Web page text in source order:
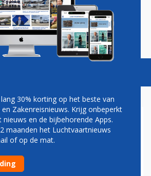
Podcasts Vacatures
OVER
30% korting op het beste van
Zakenreisnieuws. Krijg onbeperkt
en de bijbehorende Apps.
maanden het Luchtvaartnieuws
of op de mat.